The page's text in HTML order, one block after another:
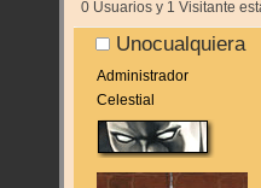
0 Usuarios y 1 Visitante
Unocualquiera
Administrador
Celestial